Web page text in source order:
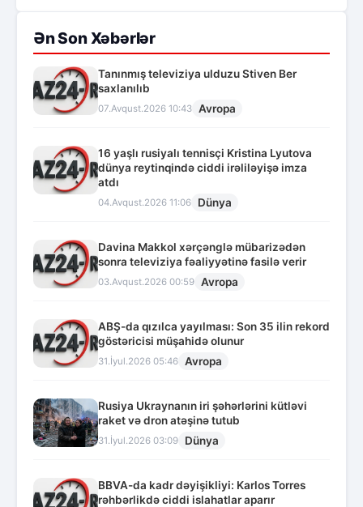
Ən Son Xəbərlər
Tanınmış televiziya ulduzu Stiven Ber
saxlanılıb
07.Avqust.2026 10:43 Avropa
16 yaşlı rusiyalı tennisçi Kristina Lyutova
dünya reytinqində ciddi irəliləyişə imza
atdı
04.Avqust.2026 11:06 Dünya
Davina Makkol xərçənglə mübarizədən
sonra televiziya fəaliyyətinə fasilə verir
03.Avqust.2026 00:59 Avropa
ABŞ-da qızılca yayılması: Son 35 ilin rekord
göstəricisi müşahidə olunur
31.İyul.2026 05:46 Avropa
Rusiya Ukraynanın iri şəhərlərini kütləvi
raket və dron atəşinə tutub
31.İyul.2026 03:09 Dünya
BBVA-da kadr dəyişikliyi: Karlos Torres
rəhbərlikdə ciddi islahatlar aparır